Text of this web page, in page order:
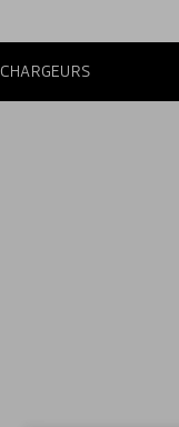
CHARGEURS